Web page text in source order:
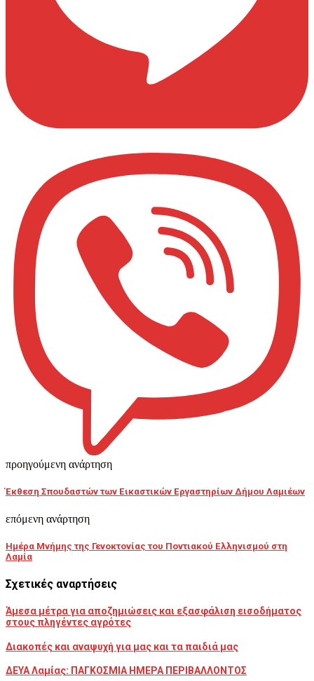
προηγούμενη ανάρτηση
Έκθεση Σπουδαστών των Εικαστικών Εργαστηρίων Δήμου Λαμιέων
επόμενη ανάρτηση
Ημέρα Μνήμης της Γενοκτονίας του Ποντιακού Ελληνισμού στη
Λαμία
Σχετικές αναρτήσεις
Άμεσα μέτρα για αποζημιώσεις και εξασφάλιση εισοδήματος
στους πληγέντες αγρότες
Διακοπές και αναψυχή για μας και τα παιδιά μας
ΔΕΥΑ Λαμίας: ΠΑΓΚΟΣΜΙΑ ΗΜΕΡΑ ΠΕΡΙΒΑΛΛΟΝΤΟΣ